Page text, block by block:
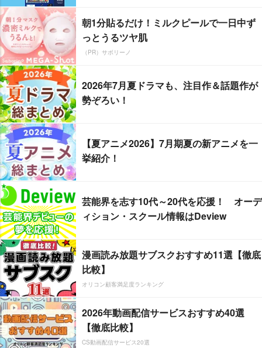
朝1分貼るだけ！ミルクピールで一日中ず
っとうるツヤ肌
（PR）サボリーノ
2026年7月夏ドラマも、注目作＆話題作が
勢ぞろい！
【夏アニメ2026】7月期夏の新アニメを一
挙紹介！
芸能界を志す10代～20代を応援！ オーデ
ィション・スクール情報はDeview
漫画読み放題サブスクおすすめ11選【徹底
比較】
オリコン顧客満足度ランキング
2026年動画配信サービスおすすめ40選
【徹底比較】
CS動画配信サービス20選